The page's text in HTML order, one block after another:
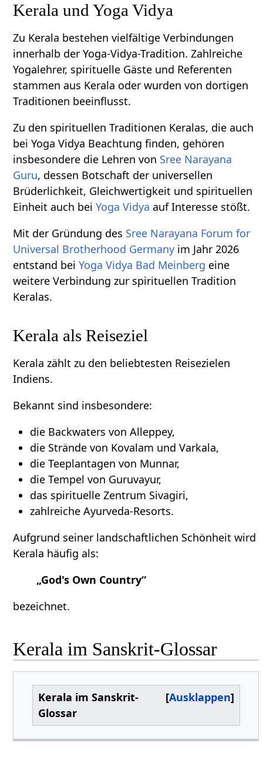
Kerala und Yoga Vidya
Zu Kerala bestehen vielfältige Verbindungen
innerhalb der Yoga-Vidya-Tradition. Zahlreiche
Yogalehrer, spirituelle Gäste und Referenten
stammen aus Kerala oder wurden von dortigen
Traditionen beeinflusst.
Zu den spirituellen Traditionen Keralas, die auch
bei Yoga Vidya Beachtung finden, gehören
insbesondere die Lehren von Sree Narayana
Guru, dessen Botschaft der universellen
Brüderlichkeit, Gleichwertigkeit und spirituellen
Einheit auch beiYoga Vidya auf Interesse stößt.
Mit der Gründung des Sree Narayana Forum for
Universal Brotherhood Germany im Jahr 2026
entstand beiYoga Vidya Bad Meinberg eine
weitere Verbindung zur spirituellen Tradition
Keralas.
Kerala als Reiseziel
Kerala zählt zu den beliebtesten Reisezielen
Indiens.
Bekannt sind insbesondere:
die Backwaters von Alleppey,
die Strände von Kovalam und Varkala,
die Teeplantagen von Munnar,
die Tempel von Guruvayur,
das spirituelle Zentrum Sivagiri,
zahlreiche Ayurveda-Resorts.
Aufgrund seiner landschaftlichen Schönheit wird
Kerala häufig als:
„God's Own Country“
bezeichnet.
Kerala im Sanskrit-Glossar
Ausklappen
Kerala im Sanskrit-
Glossar